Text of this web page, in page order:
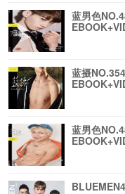
蓝男色
蓝摄
蓝男色